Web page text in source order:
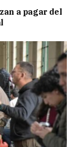
a pagar del